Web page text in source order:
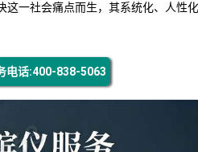
这一社会痛点而生，其系统化、人性
电话:400-838-5063